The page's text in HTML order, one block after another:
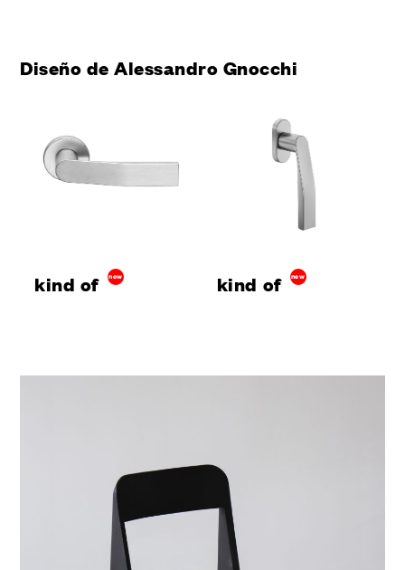
Diseño de Alessandro Gnocchi
kind of new kind of new